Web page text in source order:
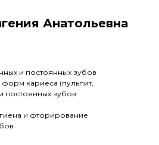
Анатольевна
и постоянных зубов
кариеса (пульпит,
постоянных зубов
и фторирование